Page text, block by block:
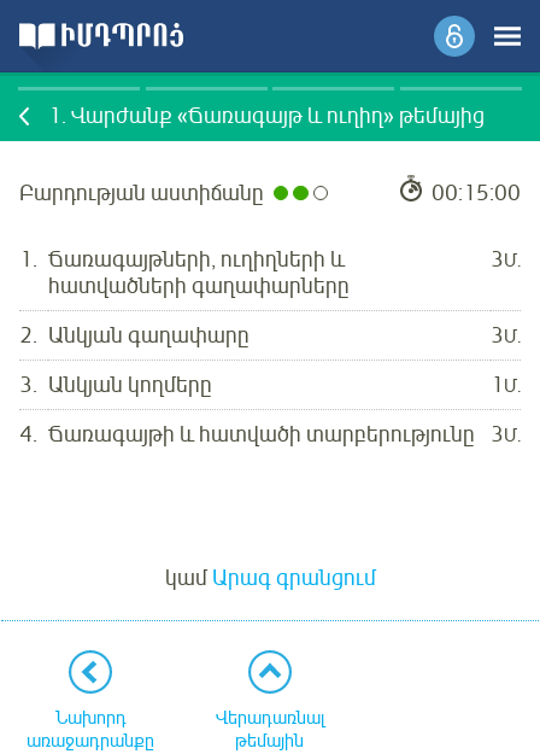
1. Վարժանք «Ճառագայթ և ուղիղ» թեմայից
Բարդության աստիճանը 00:15:00
1. Ճառագայթների, ուղիղների և
հատվածների գաղափարները
3Մ.
2. Անկյան գաղափարը 3Մ.
3. Անկյան կողմերը 1 Մ.
4. Ճառագայթի և հատվածի տարբերությունը 3Մ.
կամԱրագ գրանցում
Նախորդ
առաջադրանքը
Վերադառնալ
թեմային